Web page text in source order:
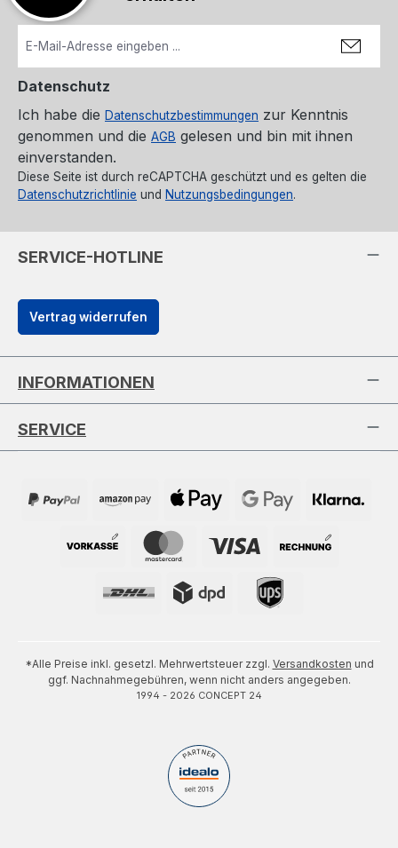
Datenschutz
Ich habe die Datenschutzbestimmungen zur Kenntnis
genommen und die AGB gelesen und bin mit ihnen
einverstanden.
Diese Seite ist durch reCAPTCHA geschützt und es gelten die
Datenschutzrichtlinie und Nutzungsbedingungen.
SERVICE-HOTLINE
Vertrag widerrufen
INFORMATIONEN
SERVICE
*Alle Preise inkl. gesetzl. Mehrwertsteuer zzgl. Versandkosten und
ggf. Nachnahmegebühren, wenn nicht anders angegeben.
1994 - 2026 CONCEPT 24